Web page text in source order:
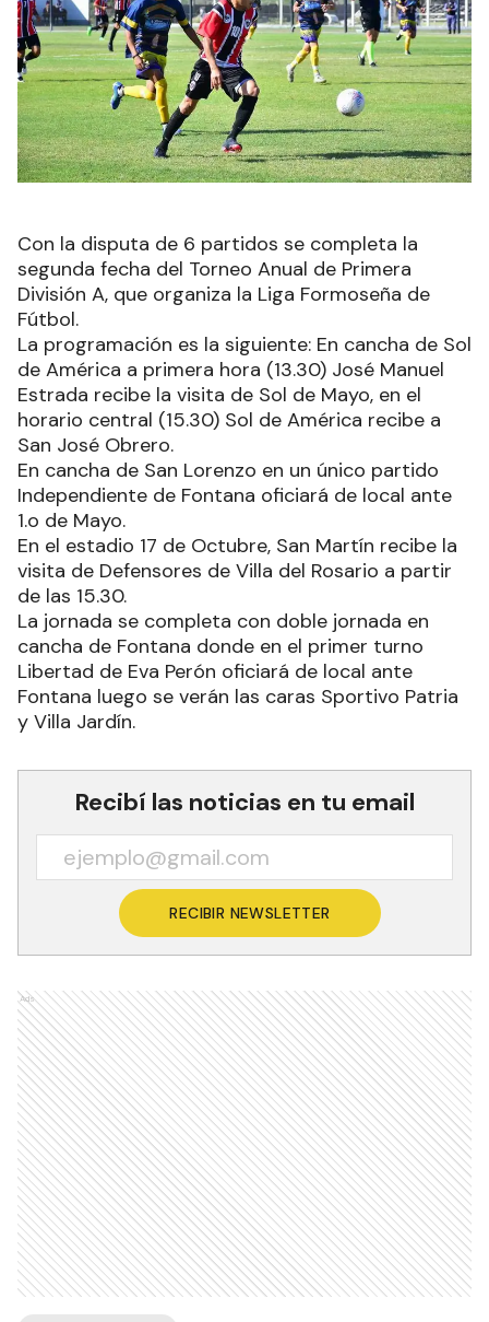
Con la disputa de 6 partidos se completa la
segunda fecha del Torneo Anual de Primera
División A, que organiza la Liga Formoseña de
Fútbol.
La programación es la siguiente: En cancha de Sol
de América a primera hora (13.30) José Manuel
Estrada recibe la visita de Sol de Mayo, en el
horario central (15.30) Sol de América recibe a
San José Obrero.
En cancha de San Lorenzo en un único partido
Independiente de Fontana oficiará de local ante
1.o de Mayo.
En el estadio 17 de Octubre, San Martín recibe la
visita de Defensores de Villa del Rosario a partir
de las 15.30.
La jornada se completa con doble jornada en
cancha de Fontana donde en el primer turno
Libertad de Eva Perón oficiará de local ante
Fontana luego se verán las caras Sportivo Patria
y Villa Jardín.
Recibí las noticias en tu email
RECIBIR NEWSLETTER
Ads